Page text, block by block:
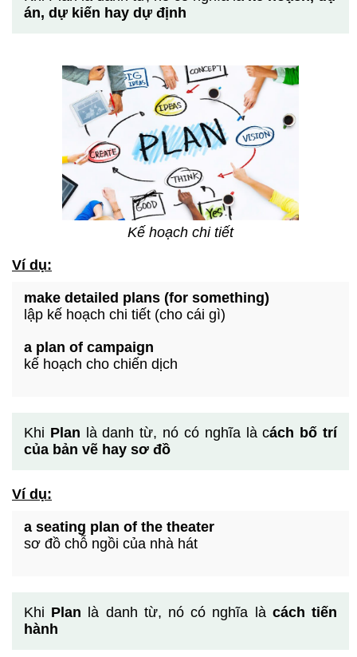
án, dự kiến hay dự định
Kế hoạch chi tiết
Ví dụ:
make detailed plans (for something)
lập kế hoạch chi tiết (cho cái gì)
a plan of campaign
kế hoạch cho chiến dịch
Khi Plan là danh từ, nó có nghĩa là cách bố trí
của bản vẽ hay sơ đồ
Ví dụ:
a seating plan of the theater
sơ đồ chỗ ngồi của nhà hát
Khi Plan là danh từ, nó có nghĩa là cách tiến
hành